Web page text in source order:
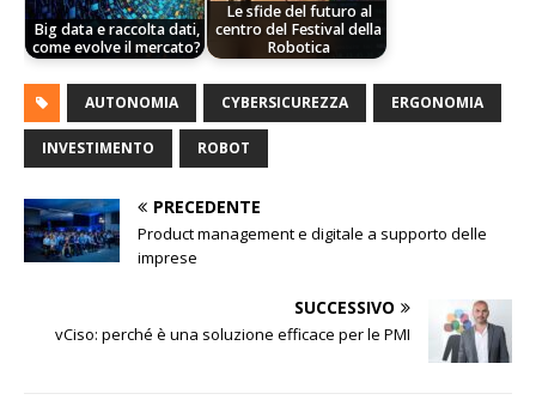
Big data e raccolta dati,
come evolve il mercato?
Le sfide del futuro al
centro del Festival della
Robotica
AUTONOMIA CYBERSICUREZZA ERGONOMIA
INVESTIMENTO ROBOT
PRECEDENTE
Product management e digitale a supporto delle
imprese
SUCCESSIVO
vCiso: perché è una soluzione efficace per le PMI